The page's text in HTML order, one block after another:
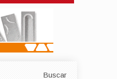
Buscar